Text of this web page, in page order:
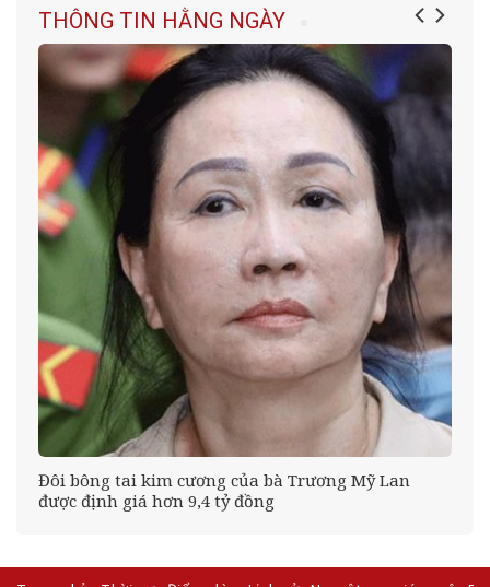
THÔNG TIN HẰNG NGÀY
Đôi bông tai kim cương của bà Trương Mỹ Lan
được định giá hơn 9,4 tỷ đồng